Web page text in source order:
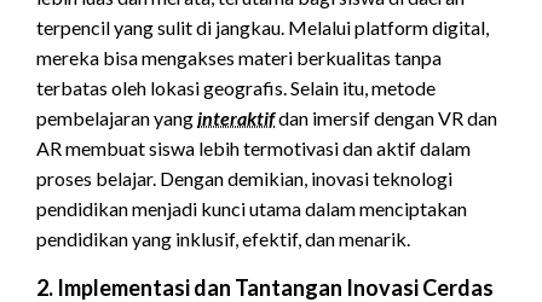
terpencil yang sulit di jangkau. Melalui platform digital,
mereka bisa mengakses materi berkualitas tanpa
terbatas oleh lokasi geografis. Selain itu, metode
pembelajaran yanginteraktifdan imersif dengan VR dan
AR membuat siswa lebih termotivasi dan aktif dalam
proses belajar. Dengan demikian, inovasi teknologi
pendidikan menjadi kunci utama dalam menciptakan
pendidikan yang inklusif, efektif, dan menarik.
2. Implementasi dan Tantangan Inovasi Cerdas